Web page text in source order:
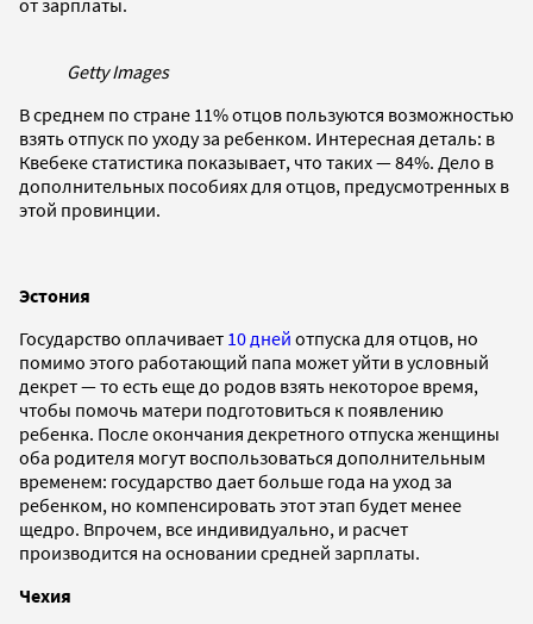
Getty Images
В среднем по стране 11% отцов пользуются возможностью
взять отпуск по уходу за ребенком. Интересная деталь: в
Квебеке статистика показывает, что таких — 84%. Дело в
дополнительных пособиях для отцов, предусмотренных в
этой провинции.
Эстония
Государство оплачивает 10 дней отпуска для отцов, но
помимо этого работающий папа может уйти в условный
декрет — то есть еще до родов взять некоторое время,
чтобы помочь матери подготовиться к появлению
ребенка. После окончания декретного отпуска женщины
оба родителя могут воспользоваться дополнительным
временем: государство дает больше года на уход за
ребенком, но компенсировать этот этап будет менее
щедро. Впрочем, все индивидуально, и расчет
производится на основании средней зарплаты.
Чехия